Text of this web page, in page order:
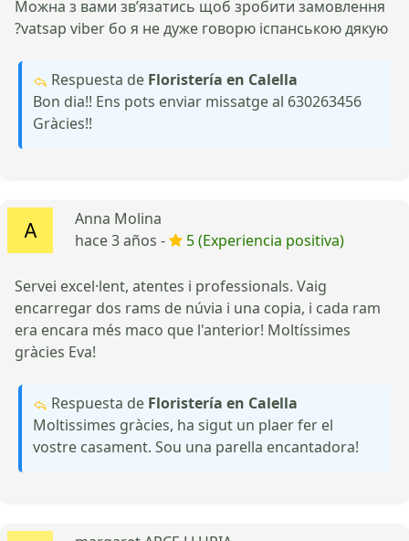
Можна з вами звʼязатись щоб зробити замовлення
?vatsap viber бо я не дуже говорю іспанською дякую
Respuesta de Floristería en Calella
Bon dia!! Ens pots enviar missatge al 630263456
Gràcies!!
Anna Molina
hace 3 años -
5 (Experiencia positiva)
Servei excel·lent, atentes i professionals. Vaig
encarregar dos rams de núvia i una copia, i cada ram
era encara més maco que l'anterior! Moltíssimes
gràcies Eva!
Respuesta de Floristería en Calella
Moltissimes gràcies, ha sigut un plaer fer el
vostre casament. Sou una parella encantadora!